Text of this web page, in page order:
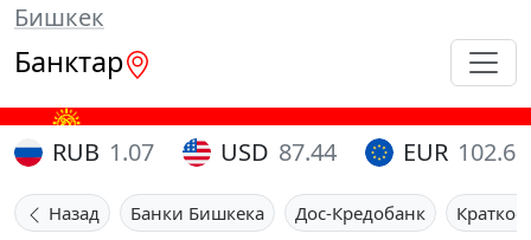
Бишкек
Банктар
RUB 1.07 USD 87.44 EUR 102.65
Назад Банки Бишкека Дос-Кредобанк